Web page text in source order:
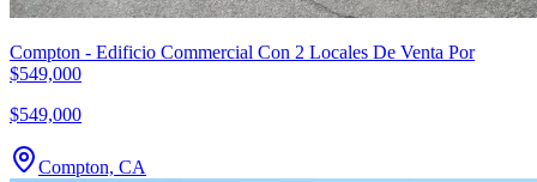
Compton - Edificio Commercial Con 2 Locales De Venta Por
$549,000
$549,000
Compton, CA